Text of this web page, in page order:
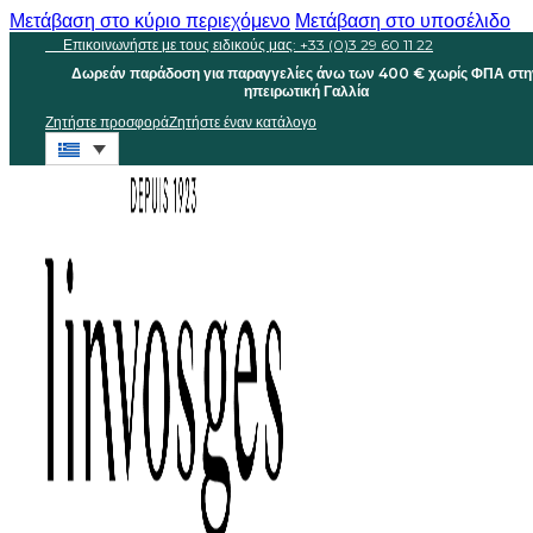
Μετάβαση στο κύριο περιεχόμενο Μετάβαση στο υποσέλιδο
Επικοινωνήστε με τους ειδικούς μας: +33 (0)3 29 60 11 22
Δωρεάν παράδοση για παραγγελίες άνω των 400 € χωρίς ΦΠΑ
ηπειρωτική Γαλλία
Ζητήστε προσφοράΖητήστε έναν κατάλογο